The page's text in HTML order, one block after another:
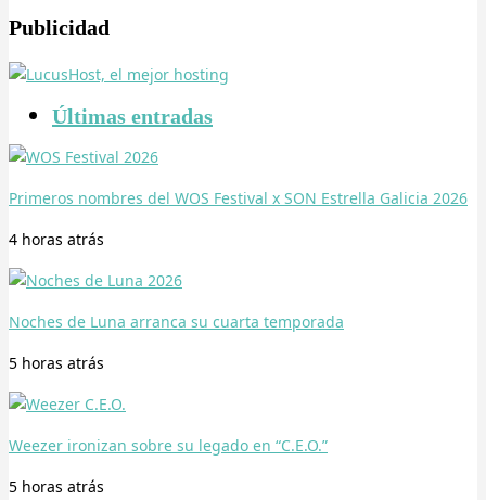
Publicidad
Últimas entradas
Primeros nombres del WOS Festival x SON Estrella Galicia 2026
4 horas atrás
Noches de Luna arranca su cuarta temporada
5 horas atrás
Weezer ironizan sobre su legado en “C.E.O.”
5 horas atrás